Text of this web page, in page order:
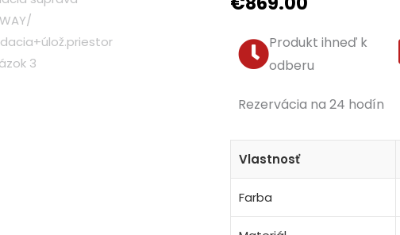
Produkt ihneď k
odberu
Rezervácia na 24 hodín
Vlastnosť
Farba